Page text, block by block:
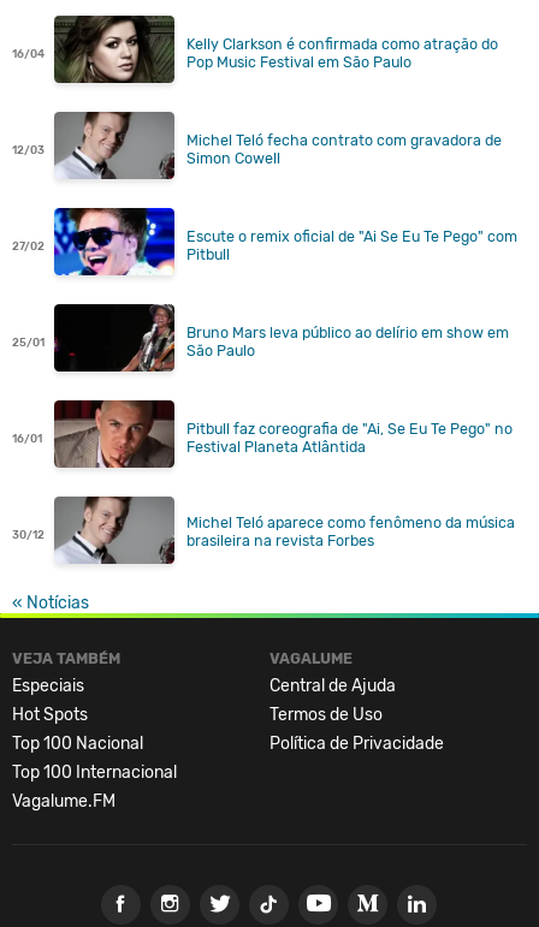
16/04
Kelly Clarkson é confirmada como atração do
Pop Music Festival em São Paulo
12/03
Michel Teló fecha contrato com gravadora de
Simon Cowell
27/02
Escute o remix oficial de "Ai Se Eu Te Pego" com
Pitbull
25/01
Bruno Mars leva público ao delírio em show em
São Paulo
16/01
Pitbull faz coreografia de "Ai, Se Eu Te Pego" no
Festival Planeta Atlântida
30/12
Michel Teló aparece como fenômeno da música
brasileira na revista Forbes
« Notícias
VEJA TAMBÉM
Especiais
Hot Spots
Top 100 Nacional
Top 100 Internacional
Vagalume.FM
VAGALUME
Central de Ajuda
Termos de Uso
Política de Privacidade